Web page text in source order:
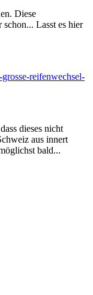
Diese
Lasst es hier
reifenwechsel-
dieses nicht
aus innert
bald...